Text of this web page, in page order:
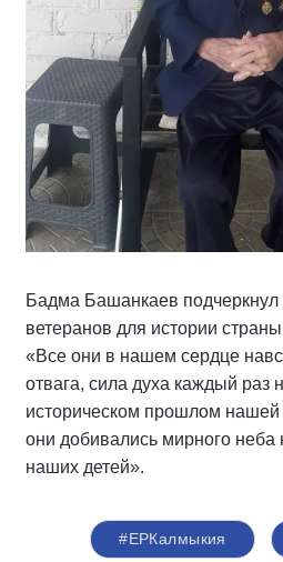
Бадма Башанкаев подчеркнул
ветеранов для истории
«Все они в нашем сердце
отвага, сила духа каждый раз
историческом прошлом
они добивались мирного неба
наших детей».
#ЕРКалмыкия